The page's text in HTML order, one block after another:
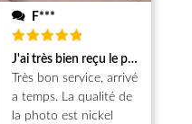
F***
Note5
sur 5
J'ai très bien reçu le produit.
Très bon service, arrivé
a temps. La qualité de
la photo est nickel